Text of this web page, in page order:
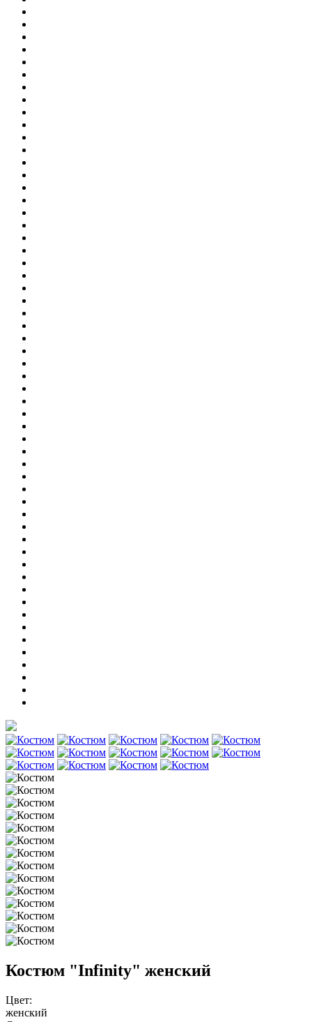
Костюм "Infinity" женский
Цвет:
женский